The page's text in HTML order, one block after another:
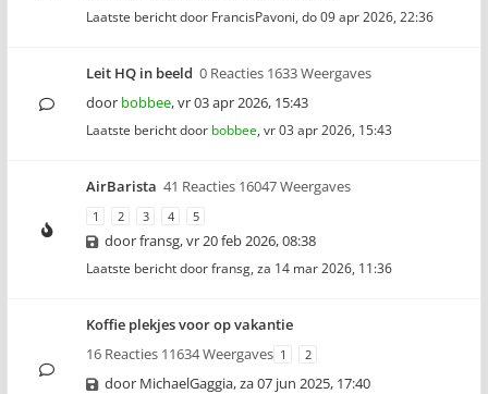
Laatste bericht door FrancisPavoni, do 09 apr 2026, 22:36
Leit HQ in beeld 0 Reacties 1633 Weergaves
door bobbee,vr 03 apr 2026, 15:43
Laatste bericht door bobbee, vr 03 apr 2026, 15:43
AirBarista 41 Reacties 16047 Weergaves
1 2 3 4 5
doorfransg,vr 20 feb 2026, 08:38
Laatste bericht doorfransg, za 14 mar 2026, 11:36
Koffie plekjes voor op vakantie
16 Reacties 11634 Weergaves 1 2
door MichaelGaggia,za 07 jun 2025, 17:40